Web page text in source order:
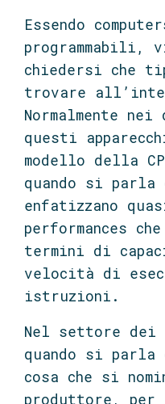
Essendo
programmabili,
chiedersi che
trovare
Normalmente
questi
modello della
quando si
enfatizzano
performances
termini di
velocità di
istruzioni.
Nel settore dei
quando si parla
cosa che si
produttore, per